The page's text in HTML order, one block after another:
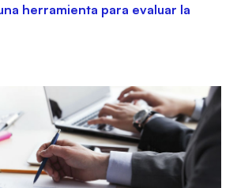
herramienta para evaluar la